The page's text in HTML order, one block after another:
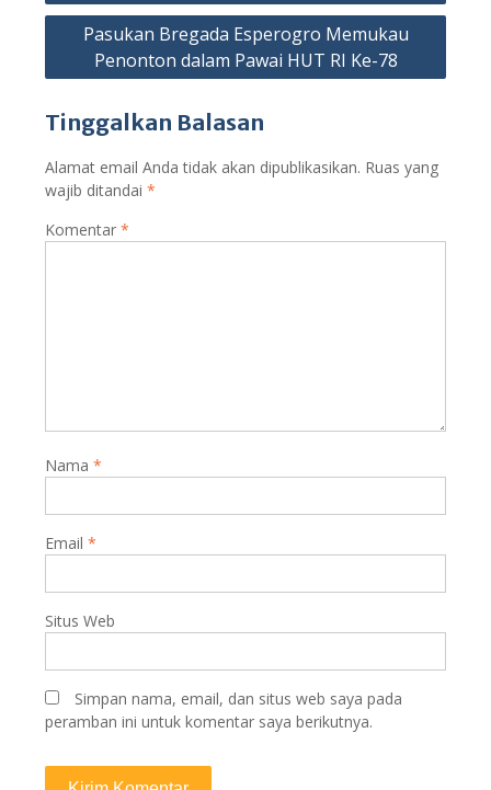
Pasukan Bregada Esperogro Memukau
Penonton dalam Pawai HUT RI Ke-78
Tinggalkan Balasan
Alamat email Anda tidak akan dipublikasikan. Ruas yang
wajib ditandai *
Komentar *
Nama *
Email *
Situs Web
Simpan nama, email, dan situs web saya pada
peramban ini untuk komentar saya berikutnya.